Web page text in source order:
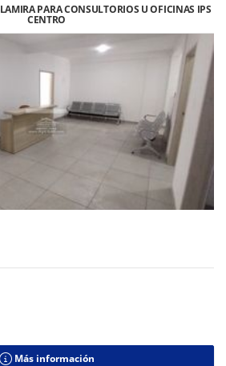
PARA CONSULTORIOS U OFICINAS IPS
CENTRO
Más información